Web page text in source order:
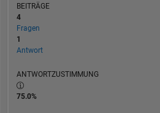
BEITRÄGE
4
Fragen
1
Antwort
ANTWORTZUSTIMMUNG
75.0%